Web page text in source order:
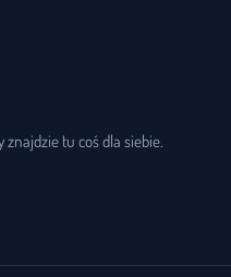
tu coś dla siebie.